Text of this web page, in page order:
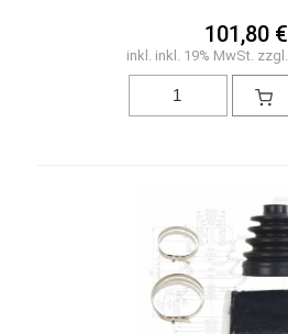
101,80 €
inkl. inkl. 19% MwSt. zzgl.